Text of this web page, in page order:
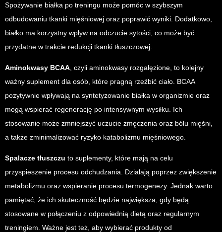
Spożywanie białka po treningu może pomóc w szybszym
odbudowaniu tkanki mięśniowej oraz poprawić wyniki. Dodatkowo,
białko ma korzystny wpływ na odczucie sytości, co może być
przydatne w trakcie redukcji tkanki tłuszczowej.
Aminokwasy BCAA , czyli aminokwasy rozgałęzione, to kolejny
ważny suplement dla osób, które pragną rzeźbić ciało. BCAA
pozytywnie wpływają na syntetyzowanie białka w organizmie oraz
mogą wspierać regenerację po intensywnym wysiłku. Ich
stosowanie może zmniejszyć uczucie zmęczenia oraz bólu mięśni,
a także zminimalizować ryzyko katabolizmu mięśniowego.
Spalacze tłuszczu to suplementy, które mają na celu
przyspieszenie procesu odchudzania. Działają poprzez zwiększenie
metabolizmu oraz wspieranie procesu termogenezy. Jednak warto
pamiętać, że ich skuteczność będzie największa, gdy będą
stosowane w połączeniu z odpowiednią dietą oraz regularnym
treningiem. Ważne jest też, aby wybierać produkty od